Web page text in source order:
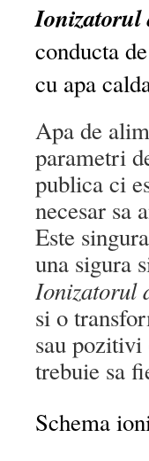
Ionizatorul
conducta
cu apa
Apa de
parametri
publica ci
necesar sa
Este
una sigura
Ionizatorul
si o
sau pozitivi
trebuie sa
Schema